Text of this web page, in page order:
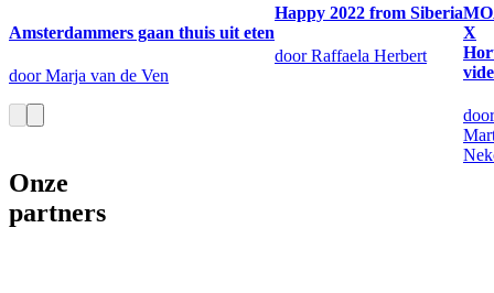
Amsterdammers gaan thuis uit eten
door Marja van de Ven
Happy 2022 from Siberia
door Raffaela Herbert
X
door
Onze
partners